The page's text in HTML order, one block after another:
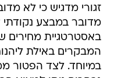
זגורי מדגיש כי לא
מדובר במבצע
באסטרטגיית
המבקרים באילת
במיוחד. לצד הפטור